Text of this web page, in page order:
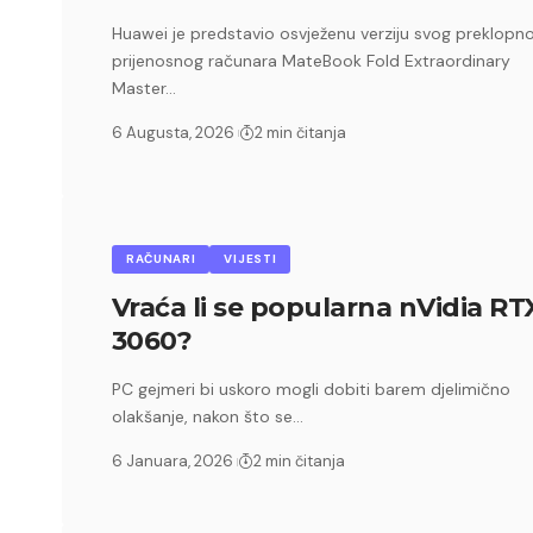
Huawei je predstavio osvježenu verziju svog
prijenosnog računara MateBook Fold Extraordinary
Master…
6 Augusta, 2026 2 min čitanja
RAČUNARI VIJESTI
Vraća li se popularna nVidia
3060?
PC gejmeri bi uskoro mogli dobiti barem djelimično
olakšanje, nakon što se…
6 Januara, 2026 2 min čitanja